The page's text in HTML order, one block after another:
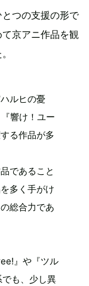
つの支援の形で
京アニ作品を観
ルヒの憂
響け！ユー
る作品が多
であること
多く手がけ
総合力であ
』や『ツル
も、少し異